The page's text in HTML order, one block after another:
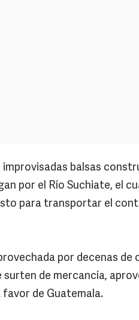
improvisadas balsas
por el Río Suchiate, el
para transportar el
por decenas de
surten de mercancía,
de Guatemala.